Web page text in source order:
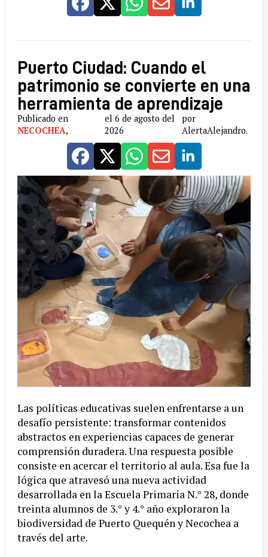
Puerto Ciudad: Cuando el
patrimonio se convierte en una
herramienta de aprendizaje
Publicado en
NECOCHEA,
el 6 de agosto del
2026
por
AlertaAlejandro.
Las políticas educativas suelen enfrentarse a un
desafío persistente: transformar contenidos
abstractos en experiencias capaces de generar
comprensión duradera. Una respuesta posible
consiste en acercar el territorio al aula. Esa fue la
lógica que atravesó una nueva actividad
desarrollada en la Escuela Primaria N.° 28, donde
treinta alumnos de 3.° y 4.° año exploraron la
biodiversidad de Puerto Quequén y Necochea a
través del arte.